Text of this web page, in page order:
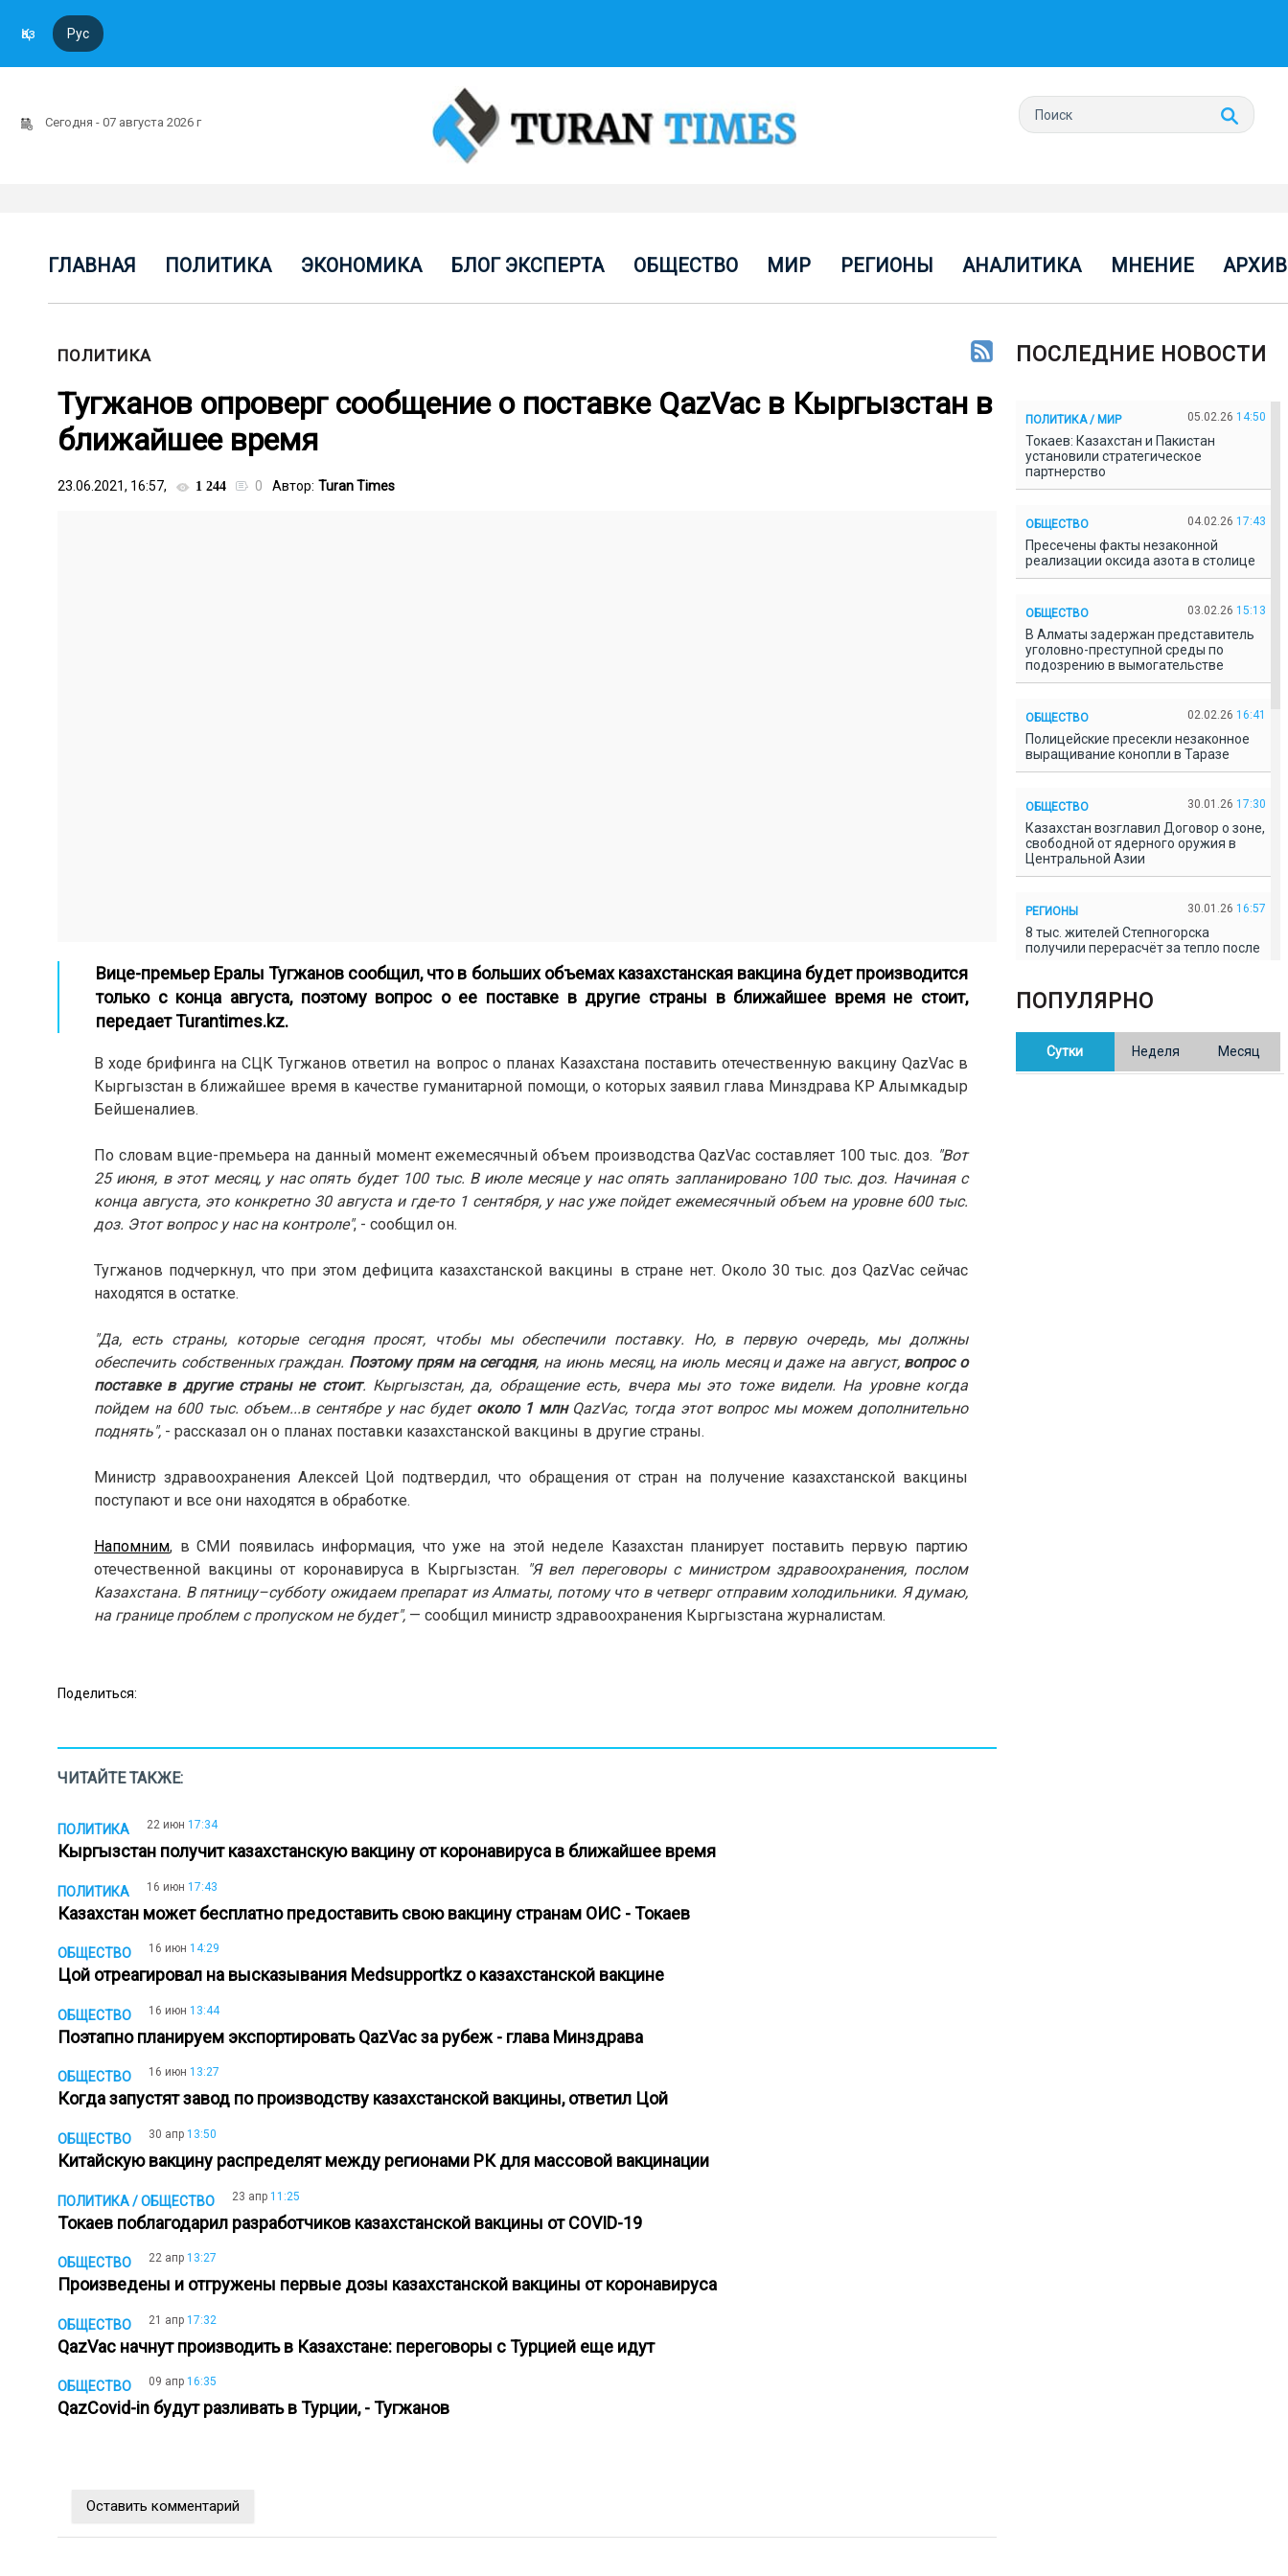
Қаз Рус
Сегодня - 07 августа 2026 г
ГЛАВНАЯ ПОЛИТИКА ЭКОНОМИКА БЛОГ ЭКСПЕРТА ОБЩЕСТВО МИР РЕГИОНЫ АНАЛИТИКА МНЕНИЕ АРХИВ
ПОЛИТИКА
Тугжанов опроверг сообщение о поставке QazVac в Кыргызстан в
ближайшее время
23.06.2021, 16:57, 1 244 0 Автор: Turan Times
Вице-премьер Ералы Тугжанов сообщил, что в больших объемах казахстанская вакцина будет производится
только с конца августа, поэтому вопрос о ее поставке в другие страны в ближайшее время не стоит,
передаетTurantimes.kz.
В ходе брифинга на СЦК Тугжанов ответил на вопрос о планах Казахстана поставить отечественную вакцину QazVac в
Кыргызстан в ближайшее время в качестве гуманитарной помощи, о которых заявил глава Минздрава КР Алымкадыр
Бейшеналиев.
По словам вцие-премьера на данный момент ежемесячный объем производства QazVac составляет 100 тыс. доз. "Вот
25 июня, в этот месяц, у нас опять будет 100 тыс. В июле месяце у нас опять запланировано 100 тыс. доз. Начиная с
конца августа, это конкретно 30 августа и где-то 1 сентября, у нас уже пойдет ежемесячный объем на уровне 600 тыс.
доз. Этот вопрос у нас на контроле", - сообщил он.
Тугжанов подчеркнул, что при этом дефицита казахстанской вакцины в стране нет. Около 30 тыс. доз QazVac сейчас
находятся в остатке.
"Да, есть страны, которые сегодня просят, чтобы мы обеспечили поставку. Но, в первую очередь, мы должны
обеспечить собственных граждан. Поэтому прям на сегодня, на июнь месяц, на июль месяц и даже на август, вопрос о
поставке в другие страны не стоит. Кыргызстан, да, обращение есть, вчера мы это тоже видели. На уровне когда
пойдем на 600 тыс. объем...в сентябре у нас будет около 1 млнQazVac, тогда этот вопрос мы можем дополнительно
поднять", - рассказал он о планах поставки казахстанской вакцины в другие страны.
Министр здравоохранения Алексей Цой подтвердил, что обращения от стран на получение казахстанской вакцины
поступают и все они находятся в обработке.
Напомним, в СМИ появилась информация, чтоуже на этой неделе Казахстан планирует поставить первую партию
отечественной вакцины от коронавируса в Кыргызстан.
"Я вел переговоры с министром здравоохранения, послом
Казахстана. В пятницу–субботу ожидаем препарат из Алматы, потому что в четверг отправим холодильники. Я думаю,
на границе проблем с пропуском не будет", — сообщил министр здравоохранения Кыргызстана журналистам.
Поделиться:
ЧИТАЙТЕ ТАКЖЕ:
ПОЛИТИКА 22 июн 17:34
Кыргызстан получит казахстанскую вакцину от коронавируса в ближайшее время
ПОЛИТИКА 16 июн 17:43
Казахстан может бесплатно предоставить свою вакцину странам ОИС - Токаев
ОБЩЕСТВО 16 июн 14:29
Цой отреагировал на высказывания Medsupportkz о казахстанской вакцине
ОБЩЕСТВО 16 июн 13:44
Поэтапно планируем экспортировать QazVac за рубеж - глава Минздрава
ОБЩЕСТВО 16 июн 13:27
Когда запустят завод по производству казахстанской вакцины, ответил Цой
ОБЩЕСТВО 30 апр 13:50
Китайскую вакцину распределят между регионами РК для массовой вакцинации
ПОЛИТИКА / ОБЩЕСТВО 23 апр 11:25
Токаев поблагодарил разработчиков казахстанской вакцины от COVID-19
ОБЩЕСТВО 22 апр 13:27
Произведены и отгружены первые дозы казахстанской вакцины от коронавируса
ОБЩЕСТВО 21 апр 17:32
QazVac начнут производить в Казахстане: переговоры с Турцией еще идут
ОБЩЕСТВО 09 апр 16:35
QazCovid-in будут разливать в Турции, - Тугжанов
Оставить комментарий
ПОСЛЕДНИЕ НОВОСТИ
ПОЛИТИКА / МИР 05.02.26 14:50
Токаев: Казахстан и Пакистан
установили стратегическое
партнерство
ОБЩЕСТВО 04.02.26 17:43
Пресечены факты незаконной
реализации оксида азота в столице
ОБЩЕСТВО 03.02.26 15:13
В Алматы задержан представитель
уголовно-преступной среды по
подозрению в вымогательстве
ОБЩЕСТВО 02.02.26 16:41
Полицейские пресекли незаконное
выращивание конопли в Таразе
ОБЩЕСТВО 30.01.26 17:30
Казахстан возглавил Договор о зоне,
свободной от ядерного оружия в
Центральной Азии
РЕГИОНЫ 30.01.26 16:57
8 тыс. жителей Степногорска
получили перерасчёт за тепло после
В Казахстане готовят новую
редакцию Конституции: меняется
ПОПУЛЯРНО
Сутки Неделя Месяц